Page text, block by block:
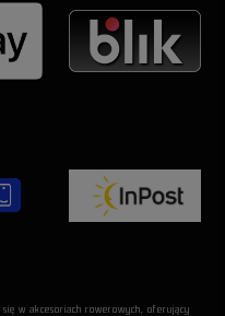
w akcesoriach rowerowych, oferujący